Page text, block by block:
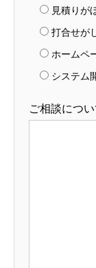
見積りが
打合せが
ホームペ
システム
ご相談につ